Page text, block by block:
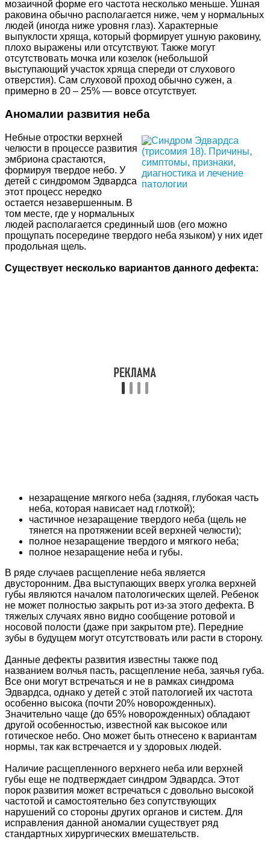
мозаичной форме его частота несколько меньше. Ушная
раковина обычно располагается ниже, чем у нормальных
людей (иногда ниже уровня глаз). Характерные
выпуклости хряща, который формирует ушную раковину,
плохо выражены или отсутствуют. Также могут
отсутствовать мочка или козелок (небольшой
выступающий участок хряща спереди от слухового
отверстия). Сам слуховой проход обычно сужен, а
примерно в 20 – 25% — вовсе отсутствует.
Аномалии развития неба
Небные отростки верхней
челюсти в процессе развития
эмбриона срастаются,
формируя твердое небо. У
детей с синдромом Эдвардса
этот процесс нередко
остается незавершенным. В
том месте, где у нормальных
людей располагается срединный шов (его можно
прощупать посередине твердого неба языком) у них идет
продольная щель.
Существует несколько вариантов данного дефекта:
незаращение мягкого неба (задняя, глубокая часть
неба, которая нависает над глоткой);
частичное незаращение твердого неба (щель не
тянется на протяжении всей верхней челюсти);
полное незаращение твердого и мягкого неба;
полное незаращение неба и губы.
В ряде случаев расщепление неба является
двусторонним. Два выступающих вверх уголка верхней
губы являются началом патологических щелей. Ребенок
не может полностью закрыть рот из-за этого дефекта. В
тяжелых случаях явно видно сообщение ротовой и
носовой полости (даже при закрытом рте). Передние
зубы в будущем могут отсутствовать или расти в сторону.
Данные дефекты развития известны также под
названием волчья пасть, расщепление неба, заячья губа.
Все они могут встречаться и не в рамках синдрома
Эдвардса, однако у детей с этой патологией их частота
особенно высока (почти 20% новорожденных).
Значительно чаще (до 65% новорожденных) обладают
другой особенностью, известной как высокое или
готическое небо. Оно может быть отнесено к вариантам
нормы, так как встречается и у здоровых людей.
Наличие расщепленного верхнего неба или верхней
губы еще не подтверждает синдром Эдвардса. Этот
порок развития может встречаться с довольно высокой
частотой и самостоятельно без сопутствующих
нарушений со стороны других органов и систем. Для
исправления данной аномалии существует ряд
стандартных хирургических вмешательств.